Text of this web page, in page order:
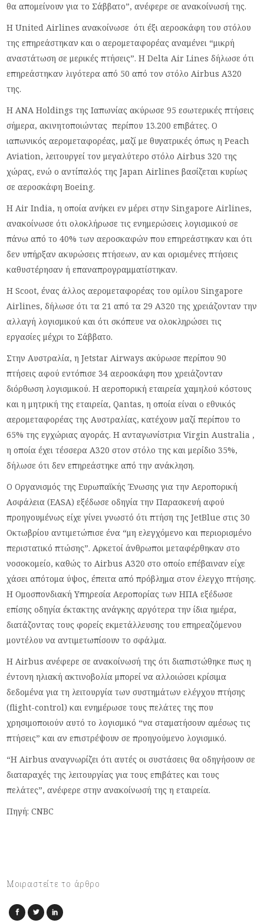
θα απομείνουν για το Σάββατο”, ανέφερε σε ανακοίνωσή της.
Η United Airlines ανακοίνωσε ότι έξι αεροσκάφη του στόλου
της επηρεάστηκαν και ο αερομεταφορέας αναμένει “μικρή
αναστάτωση σε μερικές πτήσεις”. Η Delta Air Lines δήλωσε ότι
επηρεάστηκαν λιγότερα από 50 από τον στόλο Airbus A320
της.
Η ANA Holdings της Ιαπωνίας ακύρωσε 95 εσωτερικές πτήσεις
σήμερα, ακινητοποιώντας περίπου 13.200 επιβάτες. Ο
ιαπωνικός αερομεταφορέας, μαζί με θυγατρικές όπως η Peach
Aviation, λειτουργεί τον μεγαλύτερο στόλο Airbus 320 της
χώρας, ενώ ο αντίπαλός της Japan Airlines βασίζεται κυρίως
σε αεροσκάφη Boeing.
Η Air India, η οποία ανήκει εν μέρει στην Singapore Airlines,
ανακοίνωσε ότι ολοκλήρωσε τις ενημερώσεις λογισμικού σε
πάνω από το 40% των αεροσκαφών που επηρεάστηκαν και ότι
δεν υπήρξαν ακυρώσεις πτήσεων, αν και ορισμένες πτήσεις
καθυστέρησαν ή επαναπρογραμματίστηκαν.
Η Scoot, ένας άλλος αερομεταφορέας του ομίλου Singapore
Airlines, δήλωσε ότι τα 21 από τα 29 A320 της χρειάζονταν την
αλλαγή λογισμικού και ότι σκόπευε να ολοκληρώσει τις
εργασίες μέχρι το Σάββατο.
Στην Αυστραλία, η Jetstar Airways ακύρωσε περίπου 90
πτήσεις αφού εντόπισε 34 αεροσκάφη που χρειάζονταν
διόρθωση λογισμικού. Η αεροπορική εταιρεία χαμηλού κόστους
και η μητρική της εταιρεία, Qantas, η οποία είναι ο εθνικός
αερομεταφορέας της Αυστραλίας, κατέχουν μαζί περίπου το
65% της εγχώριας αγοράς. Η ανταγωνίστρια Virgin Australia ,
η οποία έχει τέσσερα A320 στον στόλο της και μερίδιο 35%,
δήλωσε ότι δεν επηρεάστηκε από την ανάκληση.
Ο Οργανισμός της Ευρωπαϊκής Ένωσης για την Αεροπορική
Ασφάλεια (EASA) εξέδωσε οδηγία την Παρασκευή αφού
προηγουμένως είχε γίνει γνωστό ότι πτήση της JetBlue στις 30
Οκτωβρίου αντιμετώπισε ένα “μη ελεγχόμενο και περιορισμένο
περιστατικό πτώσης”. Αρκετοί άνθρωποι μεταφέρθηκαν στο
νοσοκομείο, καθώς το Airbus A320 στο οποίο επέβαιναν είχε
χάσει απότομα ύψος, έπειτα από πρόβλημα στον έλεγχο πτήσης.
Η Ομοσπονδιακή Υπηρεσία Αεροπορίας των ΗΠΑ εξέδωσε
επίσης οδηγία έκτακτης ανάγκης αργότερα την ίδια ημέρα,
διατάζοντας τους φορείς εκμετάλλευσης του επηρεαζόμενου
μοντέλου να αντιμετωπίσουν το σφάλμα.
Η Airbus ανέφερε σε ανακοίνωσή της ότι διαπιστώθηκε πως η
έντονη ηλιακή ακτινοβολία μπορεί να αλλοιώσει κρίσιμα
δεδομένα για τη λειτουργία των συστημάτων ελέγχου πτήσης
(flight-control) και ενημέρωσε τους πελάτες της που
χρησιμοποιούν αυτό το λογισμικό “να σταματήσουν αμέσως τις
πτήσεις” και αν επιστρέψουν σε προηγούμενο λογισμικό.
“Η Airbus αναγνωρίζει ότι αυτές οι συστάσεις θα οδηγήσουν σε
διαταραχές της λειτουργίας για τους επιβάτες και τους
πελάτες”, ανέφερε στην ανακοίνωσή της η εταιρεία.
Πηγή: CNBC
Μοιραστείτε το άρθρο